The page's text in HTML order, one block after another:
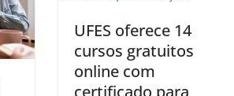
UFES oferece 14
cursos gratuitos
online com
certificado para